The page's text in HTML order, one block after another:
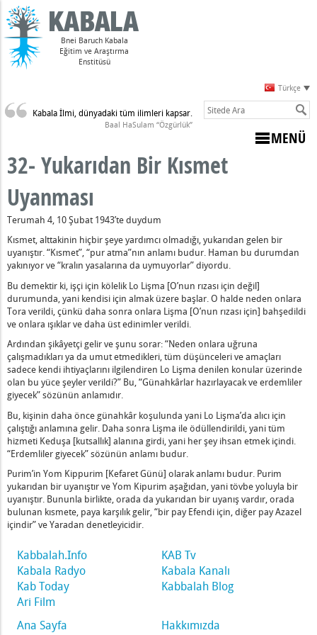
Bnei Baruch Kabala
Eğitim ve Araştırma
Enstitüsü
Türkçe
Kabala İlmi, dünyadaki tüm ilimleri kapsar.
Baal HaSulam “Özgürlük”
MENÜ
Yaradan'ın Huzurunda İlga Ederken Hissettiği Ağırlığın
Uyanıştır ve Neden Aşağıdan Gelen Bir Uyanışa İhtiyacımız
Nedir?
Doğa Haline Gelir” Nedir?
Ahra'nın Gölgesi Arasındaki Fark Nedir?
Aklını Geliştiren Üç Şey Nedir?
Nedir?
Nedir?
ve Efendinin Gecesi Nedir?
Olarak Adlandırılması Ne Anlama Gelir?
nedir? - 1
Nefret Eder” Ne Demektir?
Hissettiğinde
Nefret Edin
Kurtarır
32- Yukarıdan Bir Kısmet
Uyanması
Terumah 4, 10 Şubat 1943’te duydum
Kısmet, alttakinin hiçbir şeye yardımcı olmadığı, yukarıdan gelen bir
uyanıştır. “Kısmet”, “pur atma”nın anlamı budur. Haman bu durumdan
yakınıyor ve “kralın yasalarına da uymuyorlar” diyordu.
Bu demektir ki, işçi için kölelik Lo Lişma [O’nun rızası için değil]
durumunda, yani kendisi için almak üzere başlar. O halde neden onlara
Tora verildi, çünkü daha sonra onlara Lişma [O’nun rızası için] bahşedildi
ve onlara ışıklar ve daha üst edinimler verildi.
Ardından şikâyetçi gelir ve şunu sorar: “Neden onlara uğruna
çalışmadıkları ya da umut etmedikleri, tüm düşünceleri ve amaçları
sadece kendi ihtiyaçlarını ilgilendiren Lo Lişma denilen konular üzerinde
olan bu yüce şeyler verildi?” Bu, “Günahkârlar hazırlayacak ve erdemliler
giyecek” sözünün anlamıdır.
Bu, kişinin daha önce günahkâr koşulunda yani Lo Lişma’da alıcı için
çalıştığı anlamına gelir. Daha sonra Lişma ile ödüllendirildi, yani tüm
hizmeti Keduşa [kutsallık] alanına girdi, yani her şey ihsan etmek içindi.
“Erdemliler giyecek” sözünün anlamı budur.
Purim’in Yom Kippurim [Kefaret Günü] olarak anlamı budur. Purim
yukarıdan bir uyanıştır ve Yom Kipurim aşağıdan, yani tövbe yoluyla bir
uyanıştır. Bununla birlikte, orada da yukarıdan bir uyanış vardır, orada
bulunan kısmete, paya karşılık gelir, “bir pay Efendi için, diğer pay Azazel
içindir” ve Yaradan denetleyicidir.
Kabbalah.Info
KAB Tv
Kabala Radyo
Kabala Kanalı
Kab Today
Kabbalah Blog
Ari Film
Ana Sayfa
Hakkımızda